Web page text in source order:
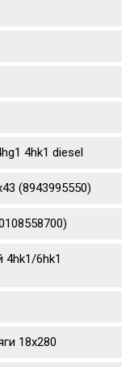
4hk1 diesel
(8943995550)
4hk1/6hk1
18x280